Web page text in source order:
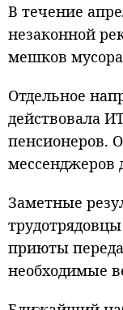
В течение
незаконной
мешков
Отдельное
действовала
пенсионеров.
мессенджеров
Заметные
приюты
необходимые